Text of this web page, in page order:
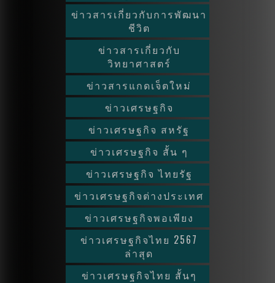
ข่าวสารเกี่ยวกับการพัฒนา
ชีวิต
ข่าวสารเกี่ยวกับ
วิทยาศาสตร์
ข่าวสารแกดเจ็ตใหม่
ข่าวเศรษฐกิจ
ข่าวเศรษฐกิจ สหรัฐ
ข่าวเศรษฐกิจ สั้น ๆ
ข่าวเศรษฐกิจ ไทยรัฐ
ข่าวเศรษฐกิจต่างประเทศ
ข่าวเศรษฐกิจพอเพียง
ข่าวเศรษฐกิจไทย 2567
ล่าสุด
ข่าวเศรษฐกิจไทย สั้นๆ